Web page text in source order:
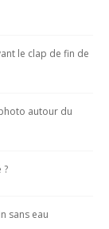
le clap de fin de
autour du
?
sans eau